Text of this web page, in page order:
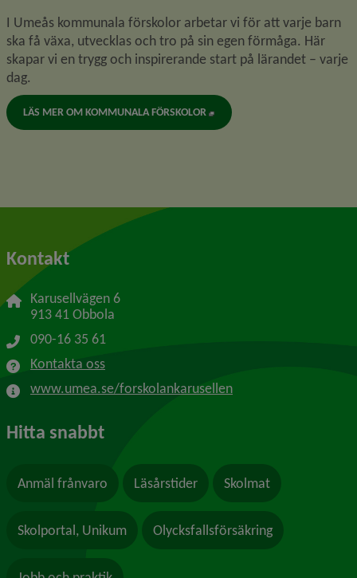
I Umeås kommunala förskolor arbetar vi för att varje barn
ska få växa, utvecklas och tro på sin egen förmåga. Här
skapar vi en trygg och inspirerande start på lärandet – varje
dag.
LÄS MER OM KOMMUNALA FÖRSKOLOR
Kontakt
Karusellvägen 6
913 41 Obbola
090-16 35 61
Kontakta oss
www.umea.se/forskolankarusellen
Hitta snabbt
Anmäl frånvaro Läsårstider Skolmat
Skolportal, Unikum Olycksfallsförsäkring